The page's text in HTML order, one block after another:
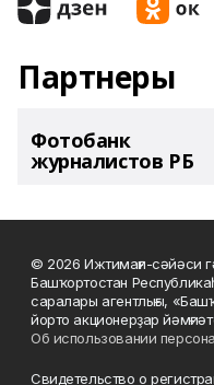
Партнеры
Фотобанк
журналистов РБ
© 2026 Ижтимағи-сәйәси
Башҡортостан
саралары агентлығы,
йорто акционерҙар
Об использовании
Свидетельство о